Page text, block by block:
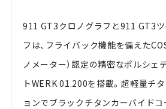
911 GT3クロノグラフと911 GT3
フは、フライバック機能を備えた
ノメーター）認定の精密なポルシェ
トWERK 01.200を搭載。超軽量チ
ョンでブラックチタンカーバイド